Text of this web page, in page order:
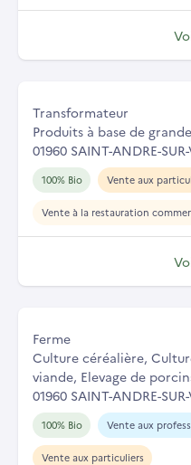
Transformateur
Produits à base de
01960 SAINT-ANDRE-
100% Bio Vente aux
Vente à la restauration
Ferme
Culture céréalière,
viande, Elevage de
01960 SAINT-ANDRE-
100% Bio Vente aux
Vente aux particuliers